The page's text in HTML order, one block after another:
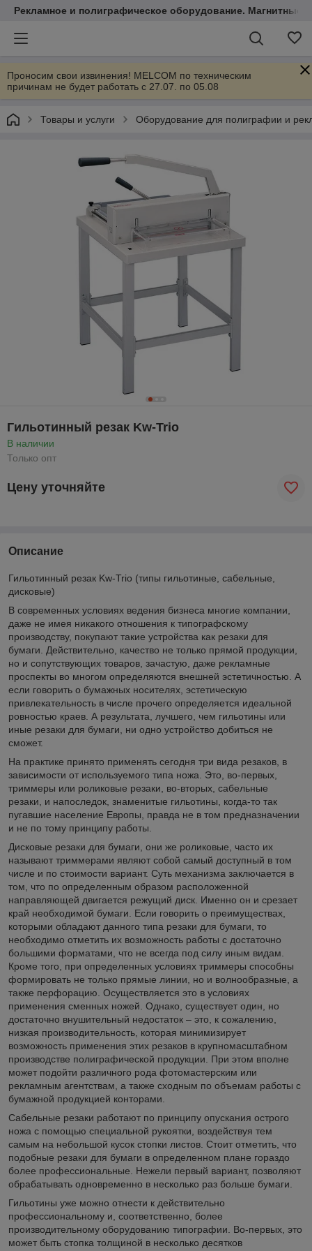
Рекламное и полиграфическое оборудование. Магнитные
Проносим свои извинения! MELCOM по техническим
причинам не будет работать с 27.07. по 05.08
Товары и услуги Оборудование для полиграфии и
Гильотинный резак Kw-Trio
В наличии
Только опт
Цену уточняйте
Описание
Гильотинный резак Kw-Trio (типы гильотиные, сабельные,
дисковые)
В современных условиях ведения бизнеса многие компании,
даже не имея никакого отношения к типографскому
производству, покупают такие устройства как резаки для
бумаги. Действительно, качество не только прямой продукции,
но и сопутствующих товаров, зачастую, даже рекламные
проспекты во многом определяются внешней эстетичностью. А
если говорить о бумажных носителях, эстетическую
привлекательность в числе прочего определяется идеальной
ровностью краев. А результата, лучшего, чем гильотины или
иные резаки для бумаги, ни одно устройство добиться не
сможет.
На практике принято применять сегодня три вида резаков, в
зависимости от используемого типа ножа. Это, во-первых,
триммеры или роликовые резаки, во-вторых, сабельные
резаки, и напоследок, знаменитые гильотины, когда-то так
пугавшие население Европы, правда не в том предназначении
и не по тому принципу работы.
Дисковые резаки для бумаги, они же роликовые, часто их
называют триммерами являют собой самый доступный в том
числе и по стоимости вариант. Суть механизма заключается в
том, что по определенным образом расположенной
направляющей двигается режущий диск. Именно он и срезает
край необходимой бумаги. Если говорить о преимуществах,
которыми обладают данного типа резаки для бумаги, то
необходимо отметить их возможность работы с достаточно
большими форматами, что не всегда под силу иным видам.
Кроме того, при определенных условиях триммеры способны
формировать не только прямые линии, но и волнообразные, а
также перфорацию. Осуществляется это в условиях
применения сменных ножей. Однако, существует один, но
достаточно внушительный недостаток – это, к сожалению,
низкая производительность, которая минимизирует
возможность применения этих резаков в крупномасштабном
производстве полиграфической продукции. При этом вполне
может подойти различного рода фотомастерским или
рекламным агентствам, а также сходным по объемам работы с
бумажной продукцией конторами.
Сабельные резаки работают по принципу опускания острого
ножа с помощью специальной рукоятки, воздействуя тем
самым на небольшой кусок стопки листов. Стоит отметить, что
подобные резаки для бумаги в определенном плане гораздо
более профессиональные. Нежели первый вариант, позволяют
обрабатывать одновременно в несколько раз больше бумаги.
Гильотины уже можно отнести к действительно
профессиональному и, соответственно, более
производительному оборудованию типографии. Во-первых, это
может быть стопка толщиной в несколько десятков